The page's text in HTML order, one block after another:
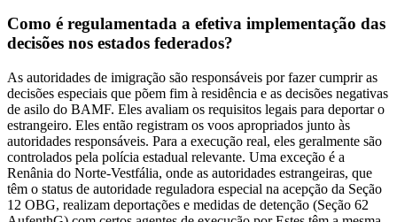
Como é regulamentada a efetiva implementação das
decisões nos estados federados?
As autoridades de imigração são responsáveis por fazer cumprir as
decisões especiais que põem fim à residência e as decisões negativas
de asilo do BAMF. Eles avaliam os requisitos legais para deportar o
estrangeiro. Eles então registram os voos apropriados junto às
autoridades responsáveis. Para a execução real, eles geralmente são
controlados pela polícia estadual relevante. Uma exceção é a
Renânia do Norte-Vestfália, onde as autoridades estrangeiras, que
têm o status de autoridade reguladora especial na acepção da Seção
12 OBG, realizam deportações e medidas de detenção (Seção 62